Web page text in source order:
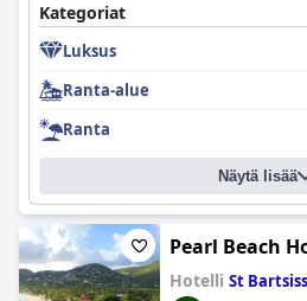
Kategoriat
Luksus
Ranta-alue
Ranta
Näytä lisää
Pearl Beach
Hotelli St